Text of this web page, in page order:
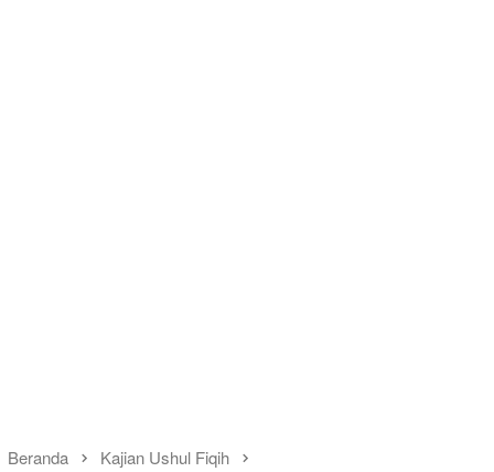
Beranda Kajian Ushul Fiqih